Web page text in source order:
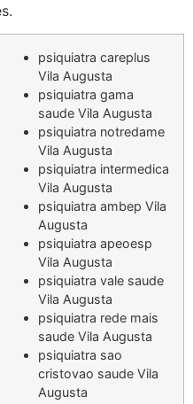
psiquiatra careplus
Vila Augusta
psiquiatra gama
saude Vila Augusta
psiquiatra notredame
Vila Augusta
psiquiatra intermedica
Vila Augusta
psiquiatra ambep Vila
Augusta
psiquiatra apeoesp
Vila Augusta
psiquiatra vale saude
Vila Augusta
psiquiatra rede mais
saude Vila Augusta
psiquiatra sao
cristovao saude Vila
Augusta